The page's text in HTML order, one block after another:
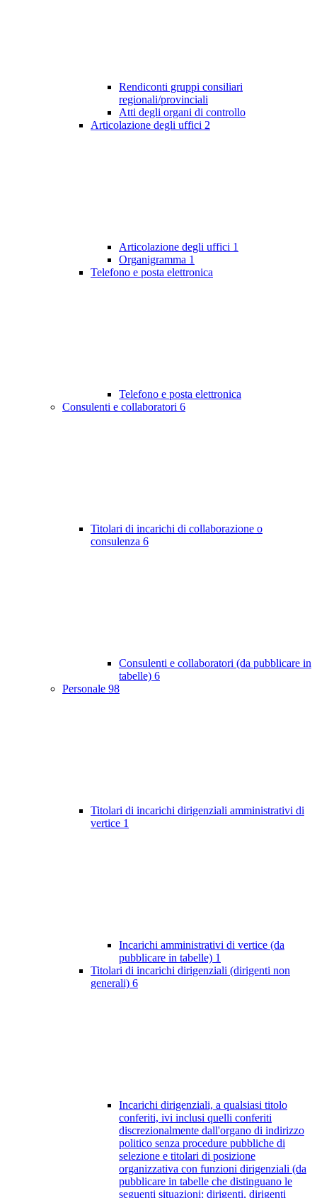
Rendiconti gruppi consiliari
regionali/provinciali
Atti degli organi di controllo
Articolazione degli uffici 2
Articolazione degli uffici 1
Organigramma 1
Telefono e posta elettronica
Telefono e posta elettronica
Consulenti e collaboratori 6
Titolari di incarichi di collaborazione o
consulenza 6
Consulenti e collaboratori (da pubblicare in
tabelle) 6
Personale 98
Titolari di incarichi dirigenziali amministrativi di
vertice 1
Incarichi amministrativi di vertice (da
pubblicare in tabelle) 1
Titolari di incarichi dirigenziali (dirigenti non
generali) 6
Incarichi dirigenziali, a qualsiasi titolo
conferiti, ivi inclusi quelli conferiti
discrezionalmente dall'organo di indirizzo
politico senza procedure pubbliche di
selezione e titolari di posizione
organizzativa con funzioni dirigenziali (da
pubblicare in tabelle che distinguano le
seguenti situazioni: dirigenti, dirigenti